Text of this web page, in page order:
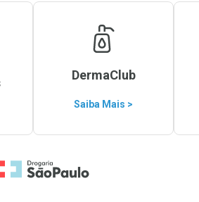
DermaClub
Saiba Mais >
para a Home